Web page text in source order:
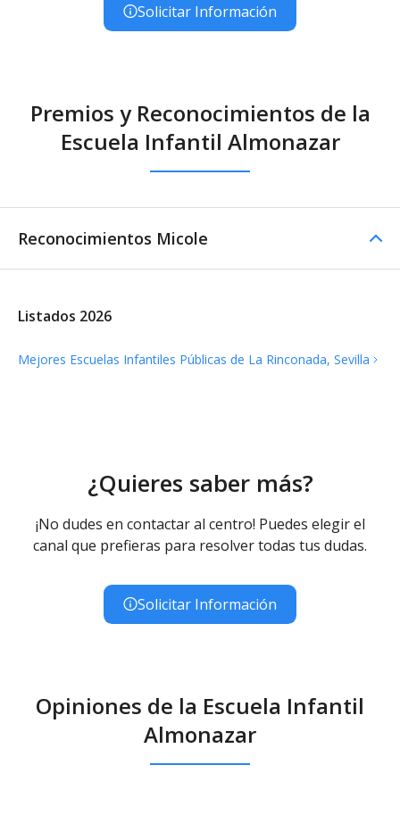
Solicitar Información
Premios y Reconocimientos de la
Escuela Infantil Almonazar
Reconocimientos Micole
Listados 2026
Mejores Escuelas Infantiles Públicas de La Rinconada, Sevilla
¿Quieres saber más?
¡No dudes en contactar al centro! Puedes elegir el
canal que prefieras para resolver todas tus dudas.
Solicitar Información
Opiniones de la Escuela Infantil
Almonazar